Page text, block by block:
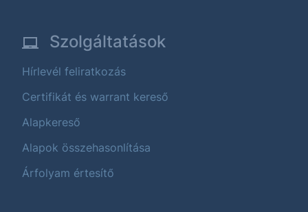
Szolgáltatások
Hírlevél feliratkozás
Certifikát és warrant kereső
Alapkereső
Alapok összehasonlítása
Árfolyam értesítő